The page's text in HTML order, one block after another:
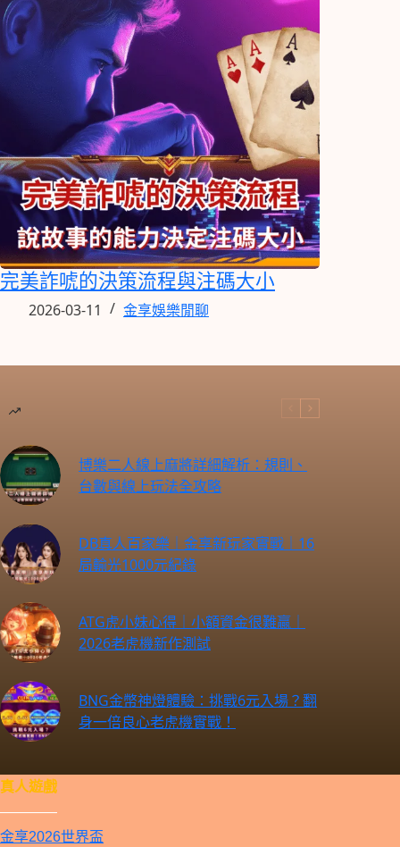
完美詐唬的決策流程與注碼大小
2026-03-11 金享娛樂閒聊
博樂二人線上麻將詳細解析：規則、
台數與線上玩法全攻略
DB真人百家樂｜金享新玩家實戰｜16
局輸光1000元紀錄
ATG虎小妹心得｜小額資金很難贏｜
2026老虎機新作測試
BNG金幣神燈體驗：挑戰6元入場？翻
身一倍良心老虎機實戰！
真人遊戲
————
金享2026世界盃